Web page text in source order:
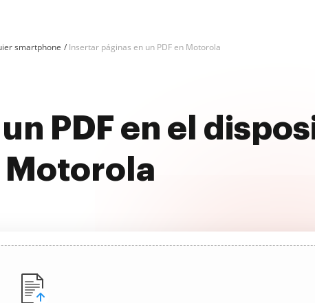
smartphone Insertar páginas en un PDF en Motorola
PDF en el
Motorola